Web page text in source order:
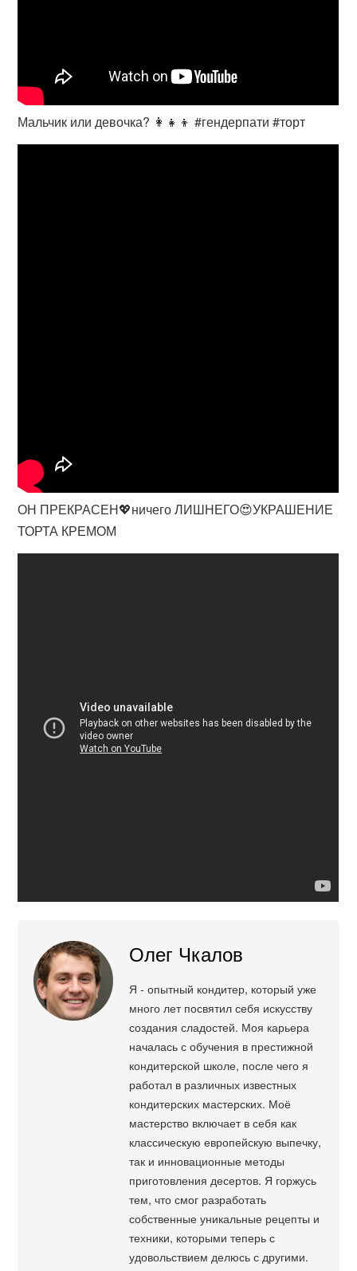
Мальчик или девочка? 👩‍👧‍👦 #гендерпати #торт
ОН ПРЕКРАСЕН💖ничего ЛИШНЕГО😍УКРАШЕНИЕ
ТОРТА КРЕМОМ
Олег Чкалов
Я - опытный кондитер, который уже
много лет посвятил себя искусству
создания сладостей. Моя карьера
началась с обучения в престижной
кондитерской школе, после чего я
работал в различных известных
кондитерских мастерских. Моё
мастерство включает в себя как
классическую европейскую выпечку,
так и инновационные методы
приготовления десертов. Я горжусь
тем, что смог разработать
собственные уникальные рецепты и
техники, которыми теперь с
удовольствием делюсь с другими.